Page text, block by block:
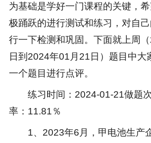
为基础是学好一门课程的关键，
极踊跃的进行测试和练习，对自
行一下检测和巩固。下面就上周
日到2024年01月21日）题目中大
一个题目进行点评。
练习时间：2024-01-21做题
率：11.81％
1、2023年6月，甲电池生产